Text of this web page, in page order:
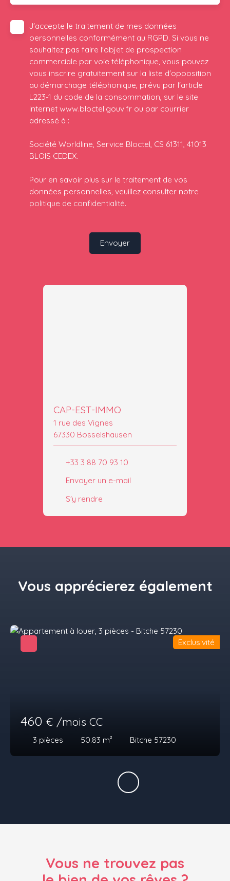
J'accepte le traitement de mes données
personnelles conformément au RGPD. Si vous ne
souhaitez pas faire l'objet de prospection
commerciale par voie téléphonique, vous pouvez
vous inscrire gratuitement sur la liste d'opposition
au démarchage téléphonique, prévu par l'article
L223-1 du code de la consommation, sur le site
Internet www.bloctel.gouv.fr ou par courrier
adressé à :
Société Worldline, Service Bloctel, CS 61311, 41013
BLOIS CEDEX.
Pour en savoir plus sur le traitement de vos
données personnelles, veuillez consulter notre
politique de confidentialité.
Envoyer
CAP-EST-IMMO
1 rue des Vignes
67330 Bosselshausen
+33 3 88 70 93 10
Envoyer un e-mail
S'y rendre
Vous apprécierez également
460 € /mois CC
3 pièces 50.83 m² Bitche 57230
Exclusivité
Vous ne trouvez pas